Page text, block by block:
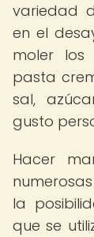
variedad
en el
moler los
pasta
sal,
gusto
Hacer
la
que se